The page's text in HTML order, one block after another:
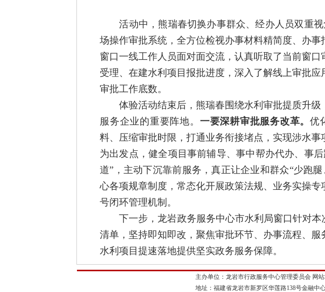
活动中，熊瑞春切换办事群众、经办人员双重
场操作审批系统，全方位检视办事材料精简度、办
窗口一线工作人员面对面交流，认真听取了当前窗
受理、在建水利项目报批进度，深入 了解线上审批应
审批工作底数。
体验活动结束后， 熊瑞春围绕水利审批提质升级
服务企业的重要阵地。 一要深耕审批服务改革。优
料、压缩审批时限，打通业务衔接堵点，实现涉水事
为出发点，健全项目事前辅导、事中帮办代办、事
道” ，主动下沉靠前服务，真正让企业和群众“少跑
心各项规章制度， 常态化开展政策法规、业务实操
号闭环管理机制。
下一步， 龙岩政务服务中心市水利 局窗口针对本
清单，坚持即知即改，聚焦审批环节、办事流程、服
水利项目提速落地提供坚实政务服务保障。